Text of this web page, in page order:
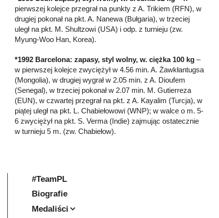
pierwszej kolejce przegrał na punkty z A. Trikiem (RFN), w
drugiej pokonał na pkt. A. Nanewa (Bułgaria), w trzeciej
uległ na pkt. M. Shultzowi (USA) i odp. z turnieju (zw.
Myung-Woo Han, Korea).
*1992 Barcelona: zapasy, styl wolny, w. ciężka 100 kg –
w pierwszej kolejce zwyciężył w 4.56 min. A. Żawkłantugsa
(Mongolia), w drugiej wygrał w 2.05 min. z A. Dioufem
(Senegal), w trzeciej pokonał w 2.07 min. M. Gutierreza
(EUN), w czwartej przegrał na pkt. z A. Kayalim (Turcja), w
piątej uległ na pkt. L. Chabiełowowi (WNP); w walce o m. 5-
6 zwyciężył na pkt. S. Verma (Indie) zajmując ostatecznie
w turnieju 5 m. (zw. Chabiełow).
#TeamPL
Biografie
Medaliści